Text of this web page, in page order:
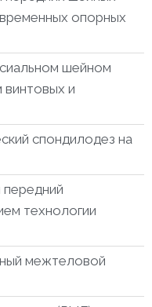
опорных
шейном
винтовых и
спондилодез на
технологии
межтеловой